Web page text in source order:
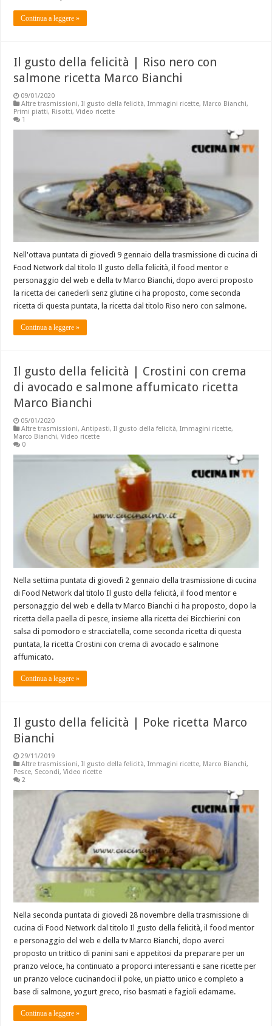
Continua a leggere »
Il gusto della felicità | Riso nero con
salmone ricetta Marco Bianchi
09/01/2020
Altre trasmissioni,Il gusto della felicità,Immagini ricette, Marco Bianchi,
Primi piatti, Risotti,Video ricette
1
Nell'ottava puntata di giovedì 9 gennaio della trasmissione di cucina di
Food Network dal titolo Il gusto della felicità, il food mentor e
personaggio del web e della tv Marco Bianchi, dopo averci proposto
la ricetta dei canederli senz glutine ci ha proposto, come seconda
ricetta di questa puntata, la ricetta dal titolo Riso nero con salmone.
Continua a leggere »
Il gusto della felicità | Crostini con crema
di avocado e salmone affumicato ricetta
Marco Bianchi
05/01/2020
Altre trasmissioni,Antipasti,Il gusto della felicità,Immagini ricette,
Marco Bianchi,Video ricette
0
Nella settima puntata di giovedì 2 gennaio della trasmissione di cucina
di Food Network dal titolo Il gusto della felicità, il food mentor e
personaggio del web e della tv Marco Bianchi ci ha proposto, dopo la
ricetta della paella di pesce, insieme alla ricetta dei Bicchierini con
salsa di pomodoro e stracciatella, come seconda ricetta di questa
puntata, la ricetta Crostini con crema di avocado e salmone
affumicato.
Continua a leggere »
Il gusto della felicità | Poke ricetta Marco
Bianchi
29/11/2019
Altre trasmissioni,Il gusto della felicità,Immagini ricette, Marco Bianchi,
Pesce, Secondi,Video ricette
2
Nella seconda puntata di giovedì 28 novembre della trasmissione di
cucina di Food Network dal titolo Il gusto della felicità, il food mentor
e personaggio del web e della tv Marco Bianchi, dopo averci
proposto un trittico di panini sani e appetitosi da preparare per un
pranzo veloce, ha continuato a proporci interessanti e sane ricette per
un pranzo veloce cucinandoci il poke, un piatto unico e completo a
base di salmone, yogurt greco, riso basmati e fagioli edamame.
Continua a leggere »